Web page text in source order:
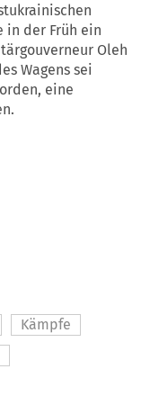
in der Früh ein
Oleh
Wagens sei
eine
Kämpfe